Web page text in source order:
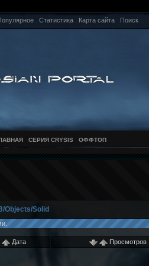
Статистика Карта сайта Поиск
СЕРИЯ CRYSIS ОФФТОП
Objects/Solid
Дата Просмотров